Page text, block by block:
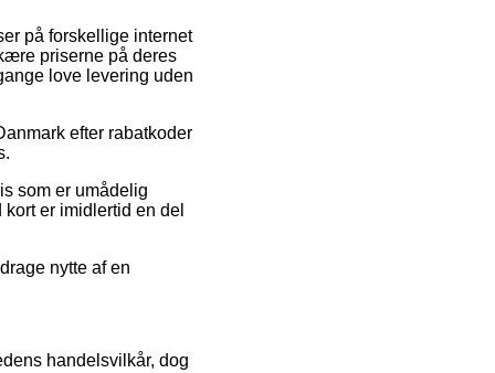
på forskellige internet
priserne på deres
love levering uden
efter rabatkoder
som er umådelig
er imidlertid en del
nytte af en
handelsvilkår, dog